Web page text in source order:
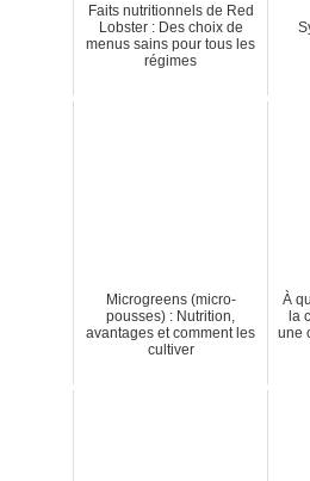
Faits nutritionnels de Red
Lobster : Des choix de
menus sains pour tous les
régimes
Microgreens (micro-
pousses) : Nutrition,
avantages et comment les
cultiver
À
la
une